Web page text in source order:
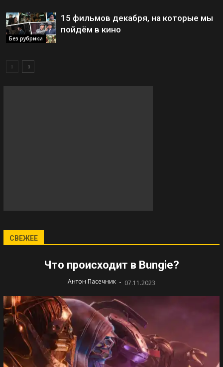
Без рубрики
15 фильмов декабря, на которые мы
пойдём в кино
СВЕЖЕЕ
Что происходит в Bungie?
Антон Пасечник - 07.11.2023